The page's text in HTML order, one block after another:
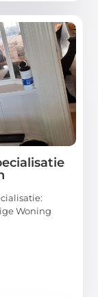
Woning